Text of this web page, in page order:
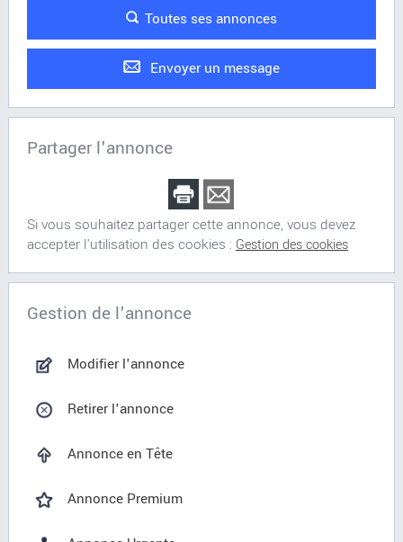
Toutes ses annonces
Envoyer un message
Partager l'annonce
Si vous souhaitez partager cette annonce, vous devez
accepter l'utilisation des cookies : Gestion des cookies
Gestion de l'annonce
Modifier l'annonce
Retirer l'annonce
Annonce en Tête
Annonce Premium